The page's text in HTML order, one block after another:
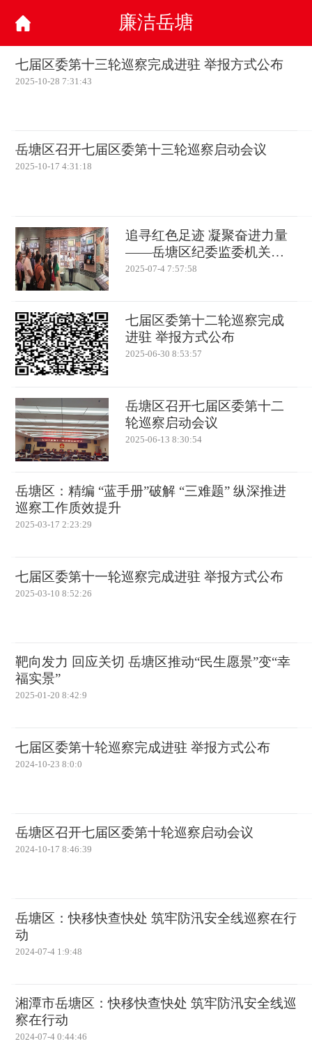
廉洁岳塘
七届区委第十三轮巡察完成进驻 举报方式公布
2025-10-28 7:31:43
岳塘区召开七届区委第十三轮巡察启动会议
2025-10-17 4:31:18
追寻红色足迹 凝聚奋进力量
——岳塘区纪委监委机关开
展“七一”主题党日活动
2025-07-4 7:57:58
七届区委第十二轮巡察完成
进驻 举报方式公布
2025-06-30 8:53:57
岳塘区召开七届区委第十二
轮巡察启动会议
2025-06-13 8:30:54
岳塘区：精编 “蓝手册”破解 “三难题” 纵深推进
巡察工作质效提升
2025-03-17 2:23:29
七届区委第十一轮巡察完成进驻 举报方式公布
2025-03-10 8:52:26
靶向发力 回应关切 岳塘区推动“民生愿景”变“幸
福实景”
2025-01-20 8:42:9
七届区委第十轮巡察完成进驻 举报方式公布
2024-10-23 8:0:0
岳塘区召开七届区委第十轮巡察启动会议
2024-10-17 8:46:39
岳塘区：快移快查快处 筑牢防汛安全线巡察在行
动
2024-07-4 1:9:48
湘潭市岳塘区：快移快查快处 筑牢防汛安全线巡
察在行动
2024-07-4 0:44:46